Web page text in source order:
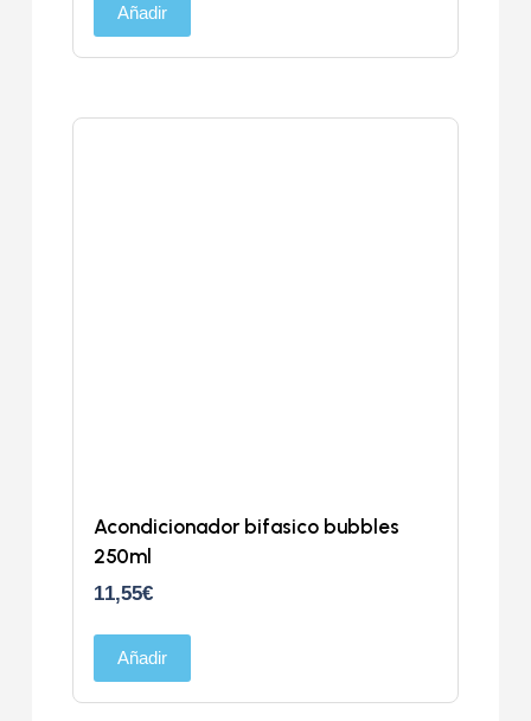
Añadir
Acondicionador bifasico bubbles
250ml
11,55€
Añadir